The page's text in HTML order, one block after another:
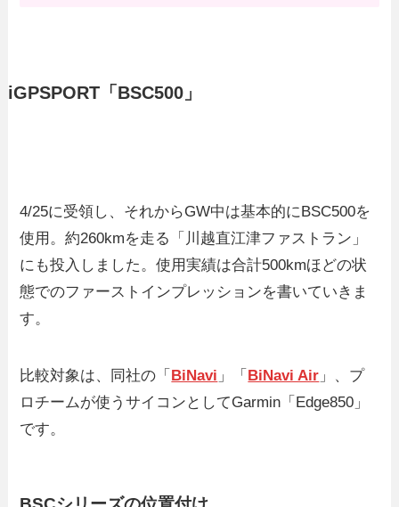
iGPSPORT「BSC500」
4/25に受領し、それからGW中は基本的にBSC500を
使用。約260kmを走る「川越直江津ファストラン」
にも投入しました。使用実績は合計500kmほどの状
態でのファーストインプレッションを書いていきま
す。
比較対象は、同社の「 BiNavi 」「 BiNavi Air 」、プ
ロチームが使うサイコンとしてGarmin「Edge850」
です。